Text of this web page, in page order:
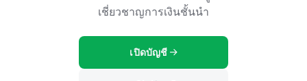
เชี่ยวชาญการเงินชั้นนำ
เปิดบัญชี